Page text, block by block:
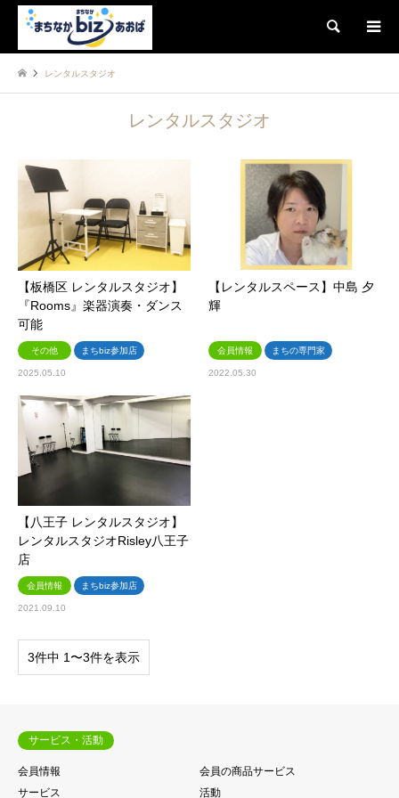
検索
レンタルスタジオ
レンタルスタジオ
【板橋区 レンタルスタジオ】
『Rooms』楽器演奏・ダンス
可能
その他 まちbiz参加店
2025.05.10
【レンタルスペース】中島 夕
輝
会員情報 まちの専門家
2022.05.30
【八王子 レンタルスタジオ】
レンタルスタジオRisley八王子
店
会員情報 まちbiz参加店
2021.09.10
3件中 1〜3件を表示
サービス・活動
会員情報
会員の商品サービス
サービス
活動